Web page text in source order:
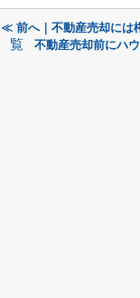
≪ 前へ｜不動産売却には
覧
不動産売却前にハ